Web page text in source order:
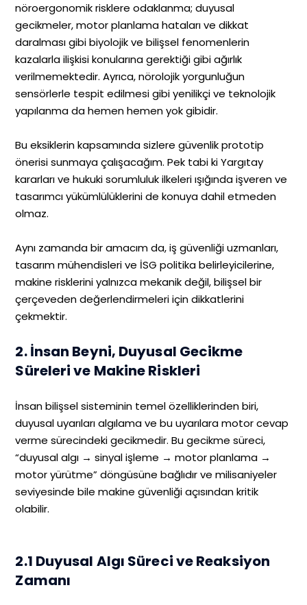
nöroergonomik risklere odaklanma; duyusal
gecikmeler, motor planlama hataları ve dikkat
daralması gibi biyolojik ve bilişsel fenomenlerin
kazalarla ilişkisi konularına gerektiği gibi ağırlık
verilmemektedir. Ayrıca, nörolojik yorgunluğun
sensörlerle tespit edilmesi gibi yenilikçi ve teknolojik
yapılanma da hemen hemen yok gibidir.
Bu eksiklerin kapsamında sizlere güvenlik prototip
önerisi sunmaya çalışacağım. Pek tabi ki Yargıtay
kararları ve hukuki sorumluluk ilkeleri ışığında işveren ve
tasarımcı yükümlülüklerini de konuya dahil etmeden
olmaz.
Aynı zamanda bir amacım da, iş güvenliği uzmanları,
tasarım mühendisleri ve İSG politika belirleyicilerine,
makine risklerini yalnızca mekanik değil, bilişsel bir
çerçeveden değerlendirmeleri için dikkatlerini
çekmektir.
2. İnsan Beyni, Duyusal Gecikme
Süreleri ve Makine Riskleri
İnsan bilişsel sisteminin temel özelliklerinden biri,
duyusal uyarıları algılama ve bu uyarılara motor cevap
verme sürecindeki gecikmedir. Bu gecikme süreci,
“duyusal algı → sinyal işleme → motor planlama →
motor yürütme” döngüsüne bağlıdır ve milisaniyeler
seviyesinde bile makine güvenliği açısından kritik
olabilir.
2.1 Duyusal Algı Süreci ve Reaksiyon
Zamanı